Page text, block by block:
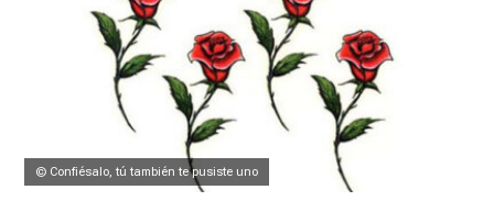
© Confiésalo, tú también te pusiste uno